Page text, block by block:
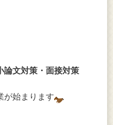
論文対策・面接対策
が始まります